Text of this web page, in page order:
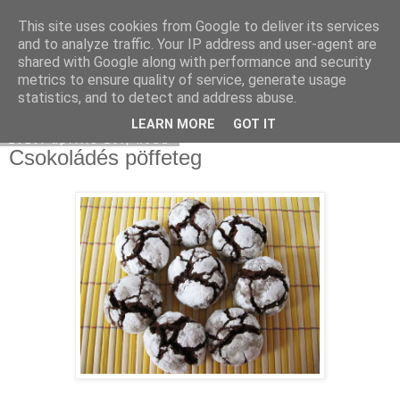
Moha Konyha
Csokoládés pöffeteg
This site uses cookies from Google to deliver its services
and to analyze traffic. Your IP address and user-agent are
shared with Google along with performance and security
metrics to ensure quality of service, generate usage
statistics, and to detect and address abuse.
LEARN MORE GOT IT